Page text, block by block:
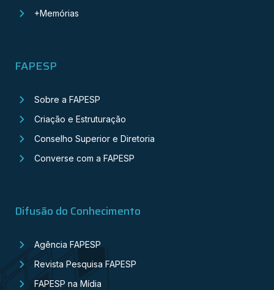
+Memórias
FAPESP
Sobre a FAPESP
Criação e Estruturação
Conselho Superior e Diretoria
Converse com a FAPESP
Difusão do Conhecimento
Agência FAPESP
Revista Pesquisa FAPESP
FAPESP na Mídia